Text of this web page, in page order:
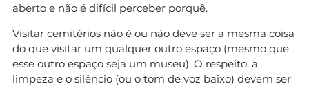
aberto e não é difícil perceber porquê.
Visitar cemitérios não é ou não deve ser a mesma coisa
do que visitar um qualquer outro espaço (mesmo que
esse outro espaço seja um museu). O respeito, a
limpeza e o silêncio (ou o tom de voz baixo) devem ser